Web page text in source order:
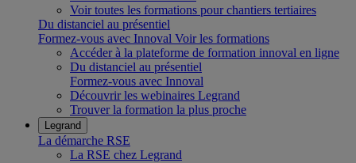
Voir toutes les formations pour chantiers tertiaires
Du distanciel au présentiel
Formez-vous avec Innoval Voir les formations
Accéder à la plateforme de formation innoval en ligne
Du distanciel au présentiel
Formez-vous avec Innoval
Découvrir les webinaires Legrand
Trouver la formation la plus proche
Legrand
La démarche RSE
La RSE chez Legrand